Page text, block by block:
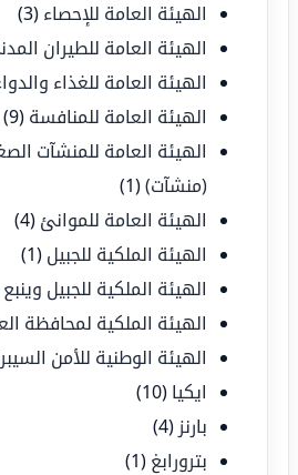
الهيئة العامة للإحصاء (3)
الهيئة العامة للطيران
الهيئة العامة للغذاء
الهيئة العامة للمنافسة (9)
الهيئة العامة للمنشآت
(منشآت)(1)
الهيئة العامة للموانئ (4)
الهيئة الملكية للجبيل (1)
الهيئة الملكية للجبيل وينبع
الهيئة الملكية لمحافظة
الهيئة الوطنية للأمن
ايكيا (10)
بارنز (4)
بترورابغ (1)